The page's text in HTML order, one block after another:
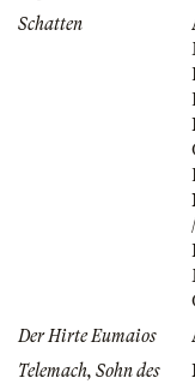
Schatten
Der Hirte Eumaios
Telemach, Sohn des